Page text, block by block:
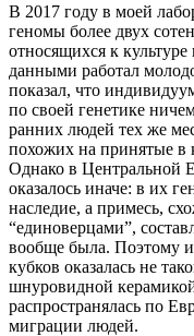
В 2017 году в моей
геномы более двух
относящихся к
данными работал
показал, что
по своей генетике
ранних людей тех же
похожих на принятые в
Однако в Центральной
оказалось иначе: в их
наследие, а примесь,
“единоверцами”,
вообще была. Поэтому
кубков оказалась не
шнуровидной
распространялась по
миграции людей.